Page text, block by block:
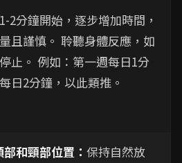
2分鐘開始，逐步增加時間，
且謹慎。 聆聽身體反應，如
止。 例如：第一週每日1分
日2分鐘，以此類推。
和頸部位置： 保持自然放